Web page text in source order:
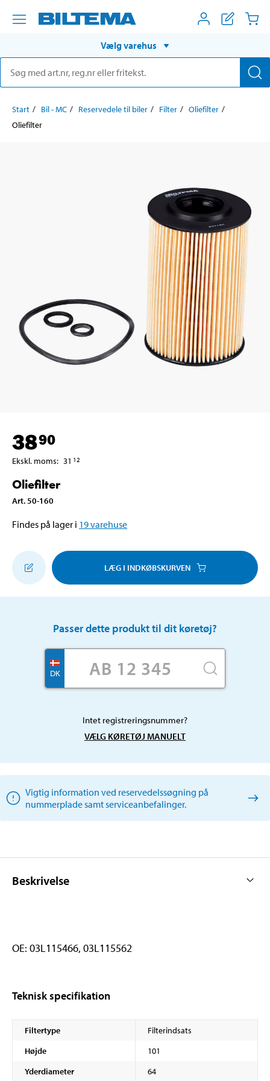
Vælg varehus
Start Bil - MC Reservedele til biler Filter
Oliefilter
Oliefilter
3890
Ekskl. moms: 31 12
Oliefilter
Art. 50-160
Findes på lager i 19varehuse
LÆG I INDKØBSKURVEN
Passer dette produkt til dit køretøj?
DK
Intet registreringsnummer?
VÆLG KØRETØJ MANUELT
Vigtig information ved reservedelssøgning på
nummerplade samt serviceanbefalinger.
Beskrivelse
OE: 03L115466, 03L115562
Teknisk specifikation
Filtertype
Filterindsats
Højde
101
Yderdiameter
64